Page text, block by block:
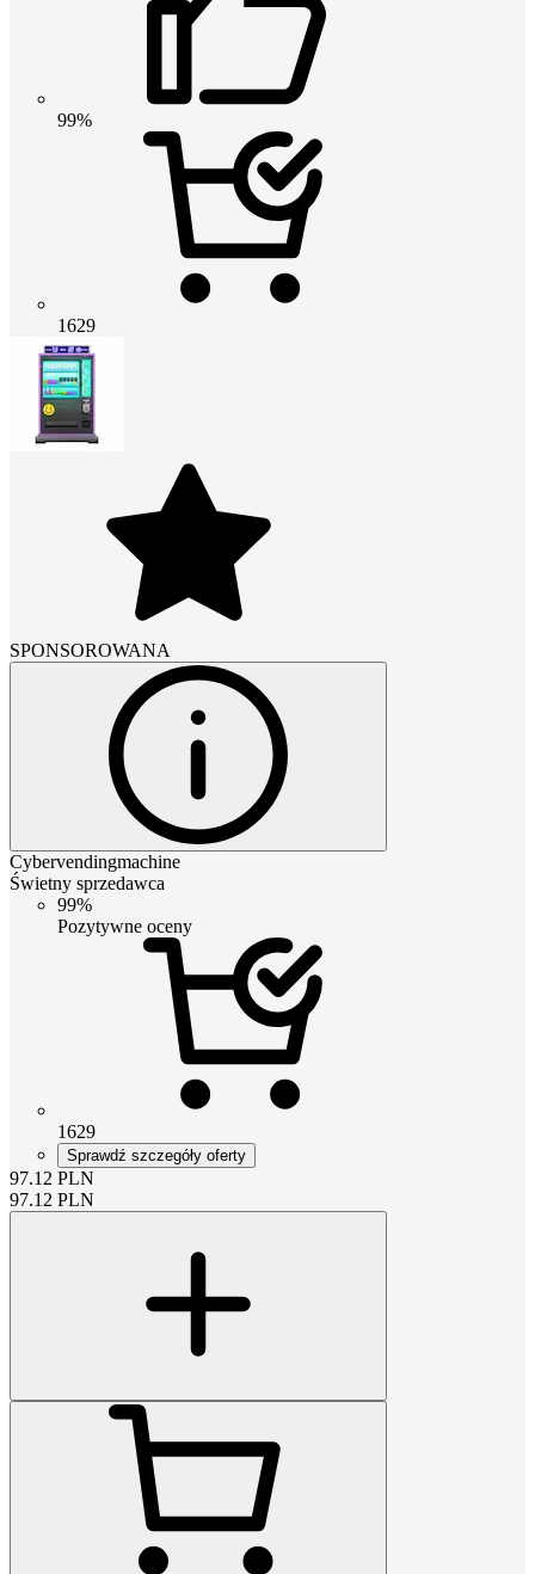
99%
1629
SPONSOROWANA
Cybervendingmachine
Świetny sprzedawca
99%
Pozytywne oceny
1629
Sprawdź szczegóły oferty
97.12 PLN
97.12 PLN